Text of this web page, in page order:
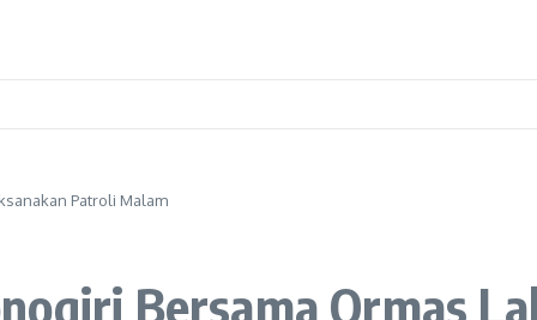
Patroli Malam
Bersama Ormas